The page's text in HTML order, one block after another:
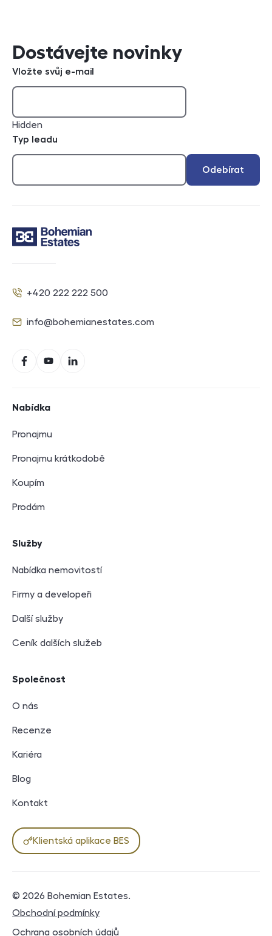
Dostávejte novinky
Vložte svůj e-mail
Hidden
Typ leadu
Odebírat
Telefon
+420 222 222 500
E-mail
info@bohemianestates.com
FacebookYouTubeLinkedIn
Nabídka
Pronajmu
Pronajmu krátkodobě
Koupím
Prodám
Služby
Nabídka nemovitostí
Firmy a developeři
Další služby
Ceník dalších služeb
Společnost
O nás
Recenze
Kariéra
Blog
Kontakt
Klientská aplikace BES
© 2026 Bohemian Estates.
Právní dokumenty
Obchodní podmínky
Ochrana osobních údajů